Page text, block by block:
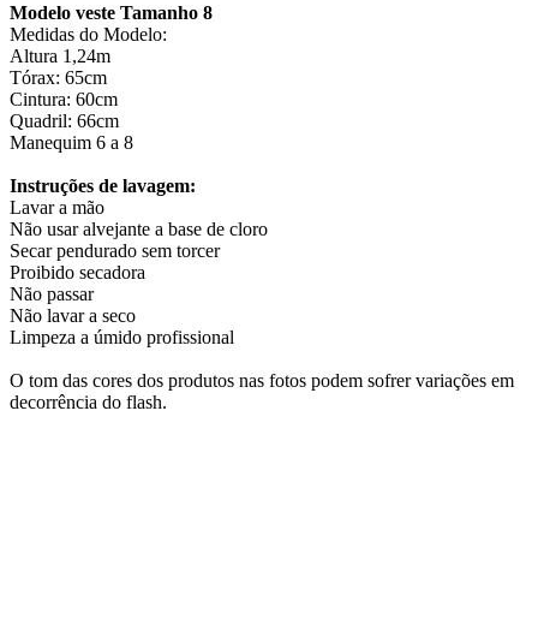
Modelo veste Tamanho 8
Medidas do Modelo:
Altura 1,24m
Tórax: 65cm
Cintura: 60cm
Quadril: 66cm
Manequim 6 a 8
Instruções de lavagem:
Lavar a mão
Não usar alvejante a base de cloro
Secar pendurado sem torcer
Proibido secadora
Não passar
Não lavar a seco
Limpeza a úmido profissional
O tom das cores dos produtos nas fotos podem sofrer variações em
decorrência do flash.